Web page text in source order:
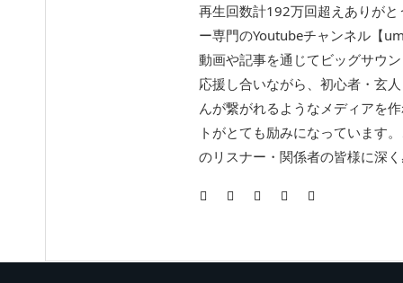
再生回数計192万回超えありが
ー専門のYoutubeチャンネル【
動画や記事を通じてビッグサウ
応援し合いながら、初心者・玄
んが繋がれるようなメディアを
トがとても励みになっています
のリスナー・関係者の皆様に深